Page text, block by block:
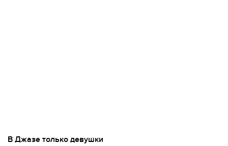
В Джазе только девушки